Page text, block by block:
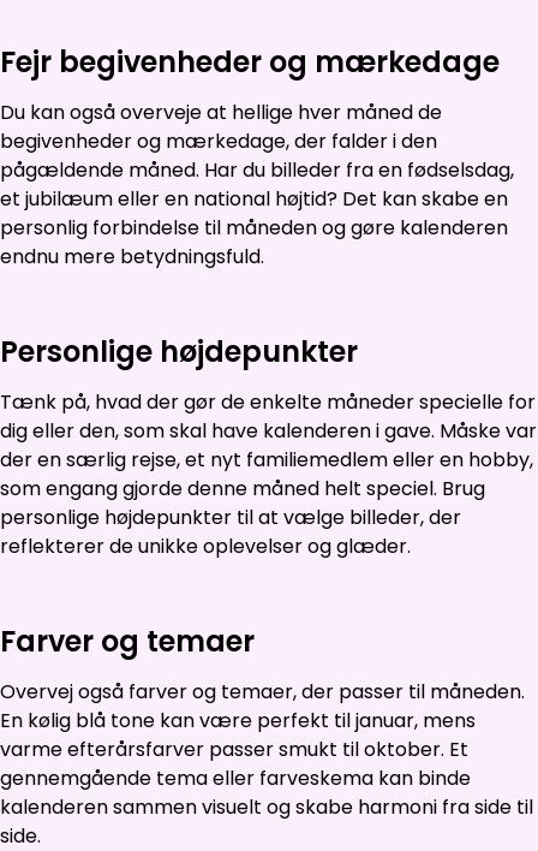
Fejr begivenheder og mærkedage
Du kan også overveje at hellige hver måned de
begivenheder og mærkedage, der falder i den
pågældende måned. Har du billeder fra en fødselsdag,
et jubilæum eller en national højtid? Det kan skabe en
personlig forbindelse til måneden og gøre kalenderen
endnu mere betydningsfuld.
Personlige højdepunkter
Tænk på, hvad der gør de enkelte måneder specielle for
dig eller den, som skal have kalenderen i gave. Måske var
der en særlig rejse, et nyt familiemedlem eller en hobby,
som engang gjorde denne måned helt speciel. Brug
personlige højdepunkter til at vælge billeder, der
reflekterer de unikke oplevelser og glæder.
Farver og temaer
Overvej også farver og temaer, der passer til måneden.
En kølig blå tone kan være perfekt til januar, mens
varme efterårsfarver passer smukt til oktober. Et
gennemgående tema eller farveskema kan binde
kalenderen sammen visuelt og skabe harmoni fra side til
side.